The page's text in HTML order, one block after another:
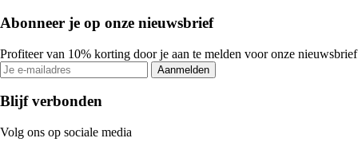
Abonneer je op onze nieuwsbrief
Profiteer van 10% korting door je aan te melden voor onze nieuwsbrief
Aanmelden
Blijf verbonden
Volg ons op sociale media